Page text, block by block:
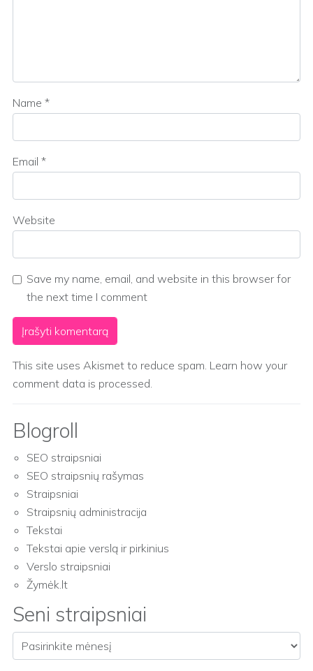
Name *
Email *
Website
Save my name, email, and website in this browser for
the next time I comment
This site uses Akismet to reduce spam. Learn how your
comment data is processed.
Blogroll
SEO straipsniai
SEO straipsnių rašymas
Straipsniai
Straipsnių administracija
Tekstai
Tekstai apie verslą ir pirkinius
Verslo straipsniai
Žymėk.lt
Seni straipsniai
Seni straipsniai